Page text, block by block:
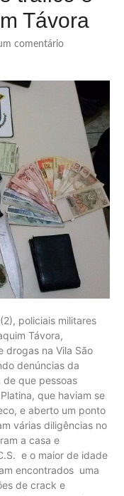
Távora
comentário
policiais militares
Távora,
drogas na Vila São
denúncias da
que pessoas
que haviam se
e aberto um ponto
várias diligências no
a casa e
e o maior de idade
encontrados uma
de crack e